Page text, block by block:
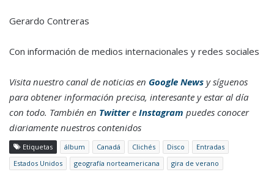
Gerardo Contreras
Con información de medios internacionales y redes sociales
Visita nuestro canal de noticias en Google News y síguenos
para obtener información precisa, interesante y estar al día
con todo. También en Twittere Instagram puedes conocer
diariamente nuestros contenidos
Etiquetas álbum Canadá Clichés Disco
Entradas
Estados Unidos
geografía norteamericana
gira de verano